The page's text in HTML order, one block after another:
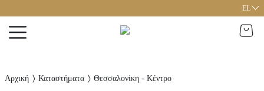
EL
Αρχική Καταστήματα Θεσσαλονίκη - Κέντρο